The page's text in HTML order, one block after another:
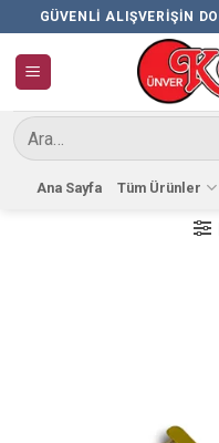
İçeriğe
atla
GÜVENLI ALIŞVERIŞIN
Ara:
Ana Sayfa Tüm Ürünler